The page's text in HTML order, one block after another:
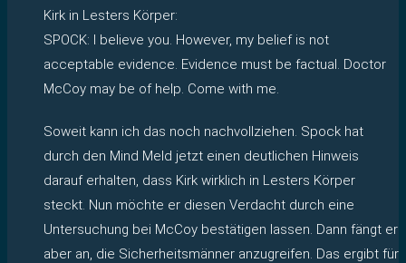
Kirk in Lesters Körper:
SPOCK: I believe you. However, my belief is not
acceptable evidence. Evidence must be factual. Doctor
McCoy may be of help. Come with me.
Soweit kann ich das noch nachvollziehen. Spock hat
durch den Mind Meld jetzt einen deutlichen Hinweis
darauf erhalten, dass Kirk wirklich in Lesters Körper
steckt. Nun möchte er diesen Verdacht durch eine
Untersuchung bei McCoy bestätigen lassen. Dann fängt er
aber an, die Sicherheitsmänner anzugreifen. Das ergibt für